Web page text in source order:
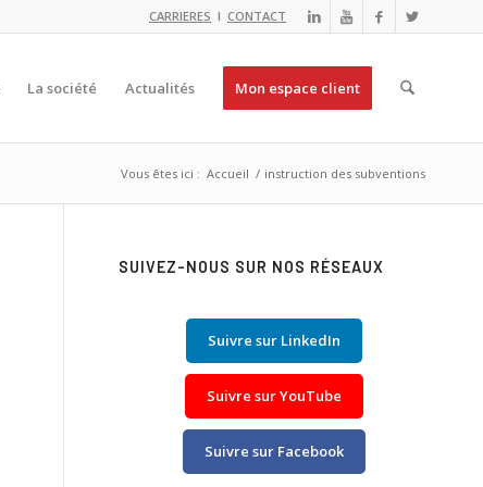
CARRIERES I CONTACT
La société Actualités Mon espace client
Vous êtes ici : Accueil / instruction des subventions
SUIVEZ-NOUS SUR NOS RÉSEAUX
Suivre sur LinkedIn
Suivre sur YouTube
Suivre sur Facebook